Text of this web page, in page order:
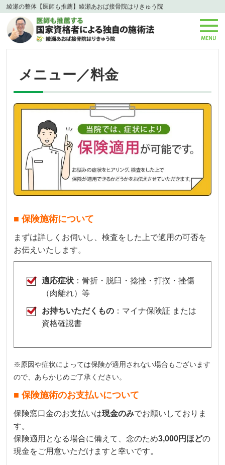
綾瀬の整体【医師も推薦】綾瀬あおば接骨院はりきゅう院
メニュー／料金
■ 保険施術について
まずは詳しくお伺いし、検査をした上で適用の可否を
お伝えいたします。
適応症状 ：骨折・脱臼・捻挫・打撲・挫傷
（肉離れ）等
お持ちいただくもの ：マイナ保険証 または
資格確認書
※原因や症状によっては保険が適用されない場合もございます
ので、あらかじめご了承ください。
■ 保険施術のお支払いについて
保険窓口金のお支払いは現金のみでお願いしておりま
す。
保険適用となる場合に備えて、念のため3,000円ほどの
現金をご用意いただけますと幸いです。